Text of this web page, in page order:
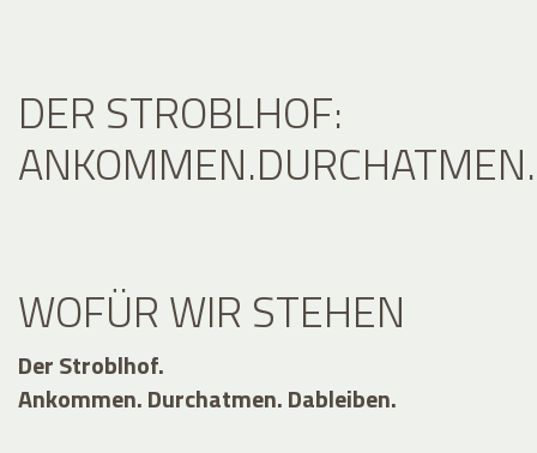
DER STROBLHOF:
WOFÜR WIR STEHEN
Der Stroblhof.
Ankommen. Durchatmen. Dableiben.